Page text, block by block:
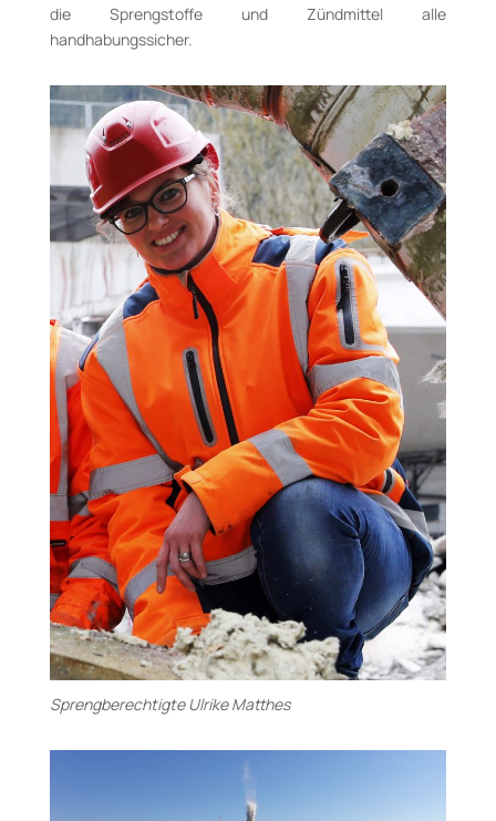
die Sprengstoffe und Zündmittel alle
handhabungssicher.
Sprengberechtigte Ulrike Matthes